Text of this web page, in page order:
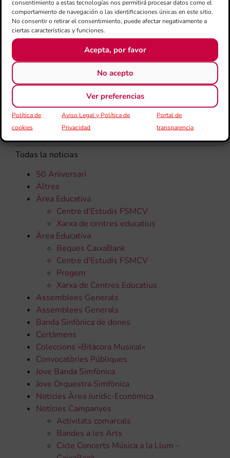
consentimiento a estas tecnologías nos permitirá procesar datos como el
comportamiento de navegación o las identificaciones únicas en este sitio.
No consentir o retirar el consentimiento, puede afectar negativamente a
ciertas características y funciones.
Acepta, por favor
No acepto
Ver preferencias
Política de
cookies
Aviso Legal y Política de
Privacidad
Portal de
transparencia
CATEGORÍAS
Todas la noticias
50 Aniversari
Altres
Àrea Educativa
Centre d'Estudis FSMCV
Xarxa de centres educatius
Àrea Educativa
Beques CaixaBank
Centre d'Estudis FSMCV
Progem
Xarxa de Centres Educatius
Assemblees Generals
Assemblees Generals
Banda Sinfònica de dones
Certàmens
Coleccions «Bitàcora Musical»
Convocatòries Públiques
Jove Banda Simfònica
Jove Orquestra Simfònica
Noticies Àrea Jurídic-Econòmica
Notícies Campanyes
Activitats comarcals
Bandes a les Arts
Cicle Concerts Música a la Llum –